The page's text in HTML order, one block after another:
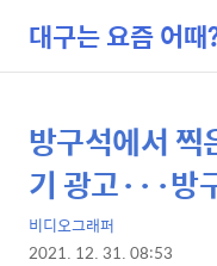
대구는 요즘 어때
상
세
텐
본
문
제
목
방구석에서 찍
기 광고···방
비디오그래퍼
2021. 12. 31. 08:53